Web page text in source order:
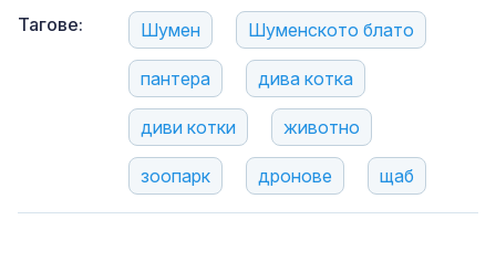
Тагове: Шумен Шуменското блато
пантера дива котка
диви котки животно
зоопарк дронове щаб